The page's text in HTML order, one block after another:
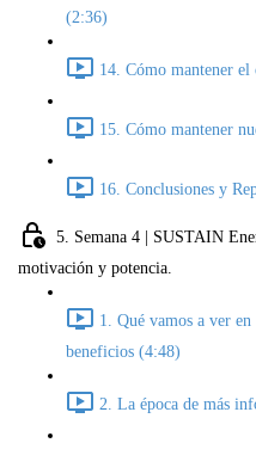
(2:36)
14. Cómo mantener
15. Cómo mantener
16. Conclusiones y
5. Semana 4 | SUSTAIN
motivación y potencia.
1. Qué vamos a ver
beneficios (4:48)
2. La época de más